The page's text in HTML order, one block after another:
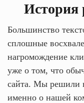
История
Большинство
сплошные
нагромождение
уже о том, что
сайта. Мы решили
именно о нашей